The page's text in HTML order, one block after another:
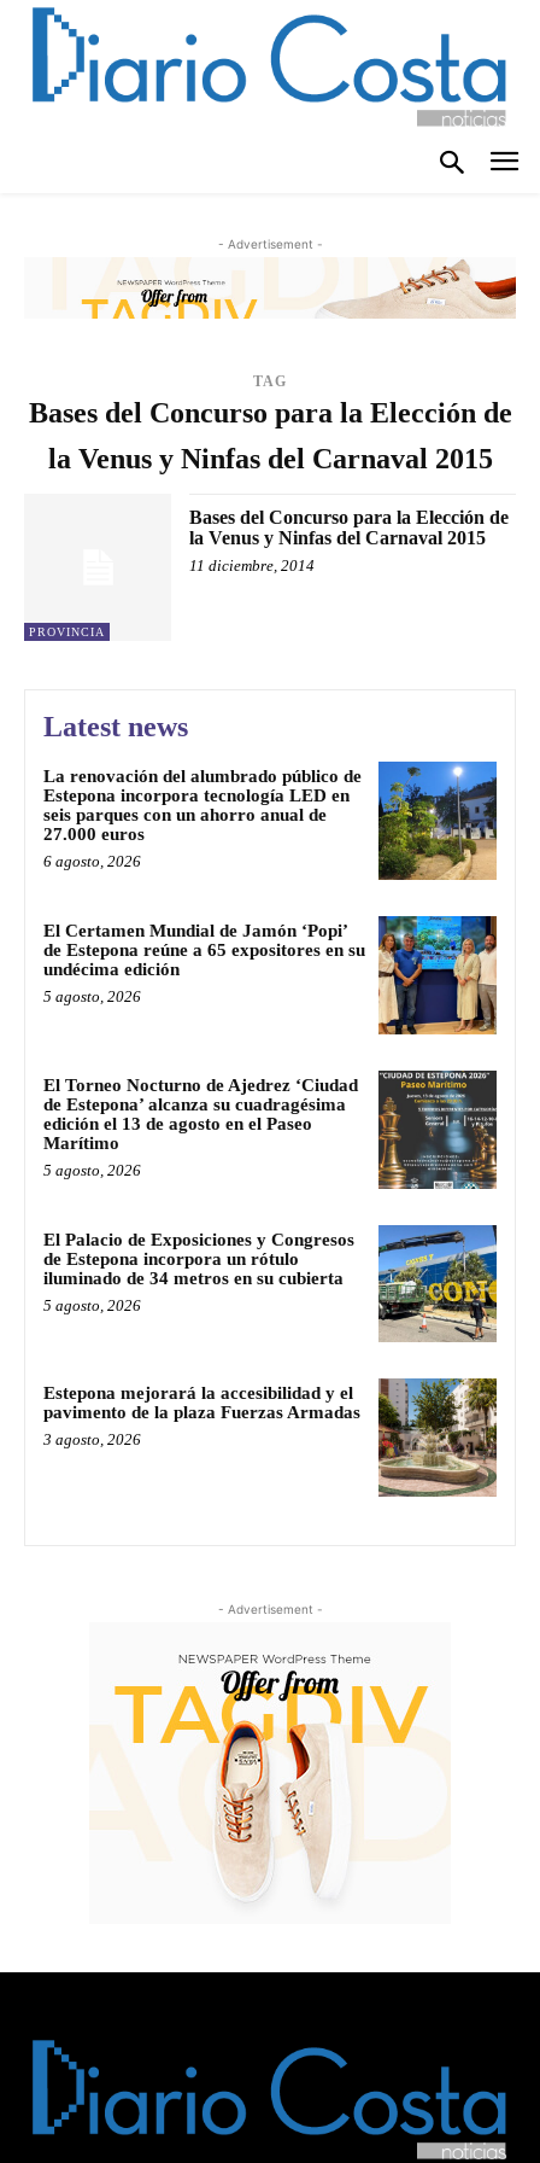
- Advertisement -
TAG
Bases del Concurso para la Elección de
la Venus y Ninfas del Carnaval 2015
PROVINCIA
Bases del Concurso para la Elección de
la Venus y Ninfas del Carnaval 2015
11 diciembre, 2014
Latest news
La renovación del alumbrado público de
Estepona incorpora tecnología LED en
seis parques con un ahorro anual de
27.000 euros
6 agosto, 2026
El Certamen Mundial de Jamón ‘Popi’
de Estepona reúne a 65 expositores en su
undécima edición
5 agosto, 2026
El Torneo Nocturno de Ajedrez ‘Ciudad
de Estepona’ alcanza su cuadragésima
edición el 13 de agosto en el Paseo
Marítimo
5 agosto, 2026
El Palacio de Exposiciones y Congresos
de Estepona incorpora un rótulo
iluminado de 34 metros en su cubierta
5 agosto, 2026
Estepona mejorará la accesibilidad y el
pavimento de la plaza Fuerzas Armadas
3 agosto, 2026
- Advertisement -